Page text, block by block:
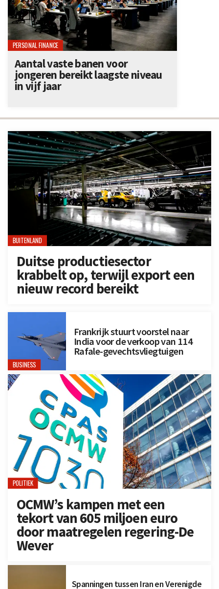
BUITENLAND
Duitse productiesector
krabbelt op, terwijl export een
nieuw record bereikt
BUSINESS
Frankrijk stuurt voorstel naar
India voor de verkoop van 114
Rafale-gevechtsvliegtuigen
POLITIEK
OCMW’s kampen met een
tekort van 605 miljoen euro
door maatregelen regering-De
Wever
Spanningen tussen Iran en Verenigde
PERSONAL FINANCE
Aantal vaste banen voor
jongeren bereikt laagste niveau
in vijf jaar